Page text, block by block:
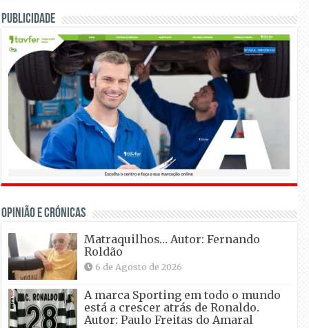
Publicidade
OPINIÃO E CRÓNICAS
Matraquilhos… Autor: Fernando
Roldão
6 de Agosto de 2026
A marca Sporting em todo o mundo
está a crescer atrás de Ronaldo.
Autor: Paulo Freitas do Amaral